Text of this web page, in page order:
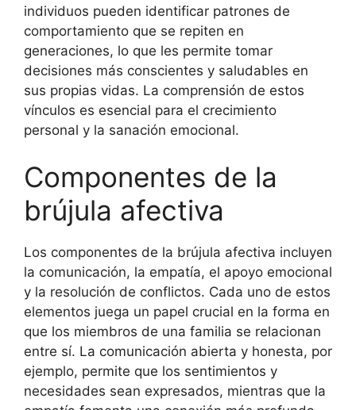
individuos pueden identificar patrones de
comportamiento que se repiten en
generaciones, lo que les permite tomar
decisiones más conscientes y saludables en
sus propias vidas. La comprensión de estos
vínculos es esencial para el crecimiento
personal y la sanación emocional.
Componentes de la
brújula afectiva
Los componentes de la brújula afectiva incluyen
la comunicación, la empatía, el apoyo emocional
y la resolución de conflictos. Cada uno de estos
elementos juega un papel crucial en la forma en
que los miembros de una familia se relacionan
entre sí. La comunicación abierta y honesta, por
ejemplo, permite que los sentimientos y
necesidades sean expresados, mientras que la